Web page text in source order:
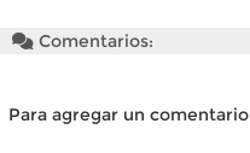
Comentarios:
Para agregar un comentario